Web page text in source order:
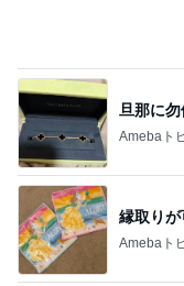
縁取り
Amebaト